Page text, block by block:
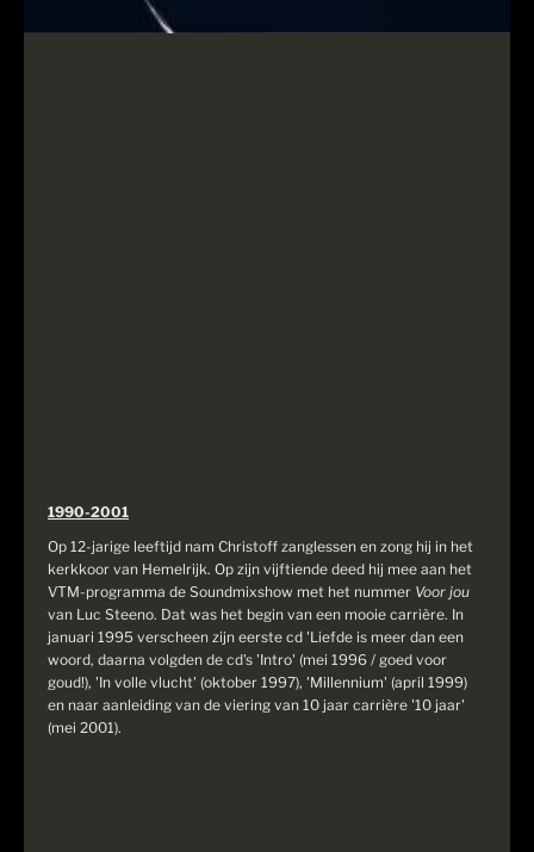
1990-2001
Op 12-jarige leeftijd nam Christoff zanglessen en zong hij in het
kerkkoor van Hemelrijk. Op zijn vijftiende deed hij mee aan het
VTM-programma de Soundmixshow met het nummer Voor jou
van Luc Steeno. Dat was het begin van een mooie carrière. In
januari 1995 verscheen zijn eerste cd 'Liefde is meer dan een
woord, daarna volgden de cd's 'Intro' (mei 1996 / goed voor
goud!), 'In volle vlucht' (oktober 1997), 'Millennium' (april 1999)
en naar aanleiding van de viering van 10 jaar carrière '10 jaar'
(mei 2001).